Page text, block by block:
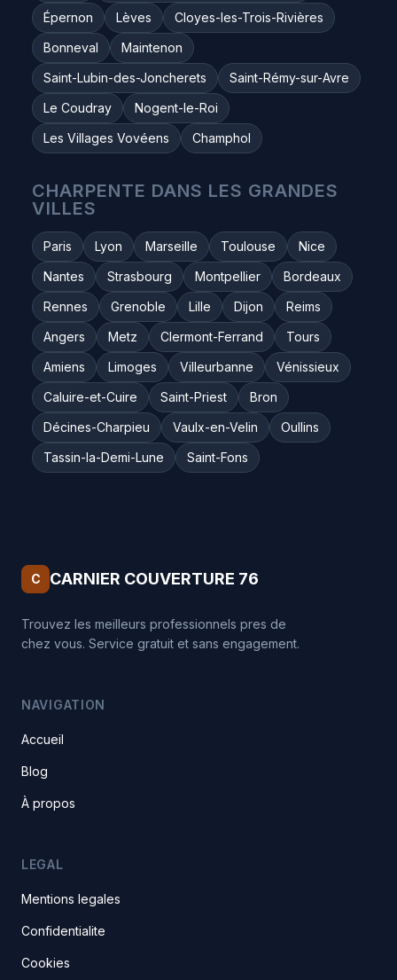
Épernon
Lèves
Cloyes-les-Trois-Rivières
Bonneval
Maintenon
Saint-Lubin-des-Joncherets
Saint-Rémy-sur-Avre
Le Coudray
Nogent-le-Roi
Les Villages Vovéens
Champhol
CHARPENTE DANS LES GRANDES
VILLES
Paris Lyon Marseille Toulouse
Nice
Nantes
Strasbourg Montpellier
Bordeaux
Rennes
Grenoble Lille Dijon
Reims
Angers
Metz Clermont-Ferrand
Tours
Amiens
Limoges Villeurbanne
Vénissieux
Caluire-et-Cuire
Saint-Priest
Bron
Décines-Charpieu
Vaulx-en-Velin
Oullins
Tassin-la-Demi-Lune
Saint-Fons
C CARNIER COUVERTURE 76
Trouvez les meilleurs professionnels pres de
chez vous. Service gratuit et sans engagement.
NAVIGATION
Accueil
Blog
À propos
LEGAL
Mentions legales
Confidentialite
Cookies